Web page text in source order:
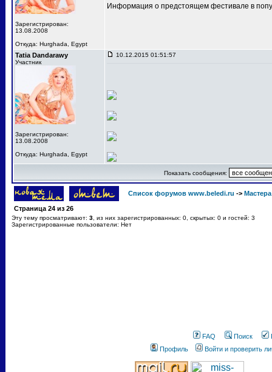
Зарегистрирован:
13.08.2008
Откуда: Hurghada, Egypt
Информация о предстоящем фестивале в
Tatia Dandarawy
Участник
Зарегистрирован:
13.08.2008
Откуда: Hurghada, Egypt
10.12.2015 01:51:57
Показать сообщения:
Список форумов www.beledi.ru ->
Страница 24 из 26
Эту тему просматривают: 3 , из них зарегистрированных: 0, скрытых: 0 и гостей: 3
Зарегистрированные пользователи: Нет
FAQ Поиск
Профиль
Войти и проверить